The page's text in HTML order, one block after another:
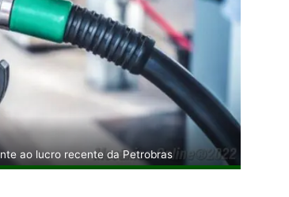
ao lucro recente da Petrobras